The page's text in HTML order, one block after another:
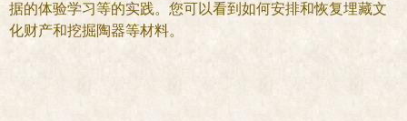
据的体验学习等的实践。您可以看到如何安排和恢复埋藏文
化财产和挖掘陶器等材料。